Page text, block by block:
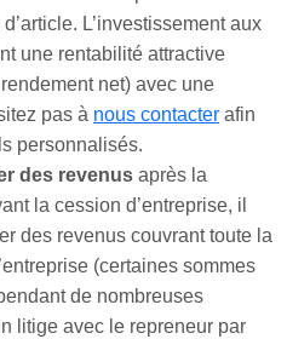
L’investissement aux
une rentabilité attractive
net) avec une
pas à nous contacter afin
personnalisés.
des revenus après la
la cession d’entreprise, il
des revenus couvrant toute la
(certaines sommes
de nombreuses
litige avec le repreneur par